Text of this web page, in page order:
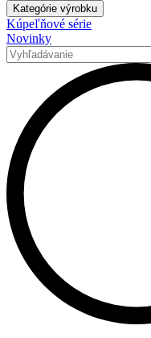
Kategórie výrobku
Kúpeľňové série
Novinky